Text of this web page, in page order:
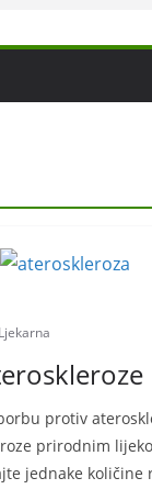
protiv
prirodnim
jednake količine